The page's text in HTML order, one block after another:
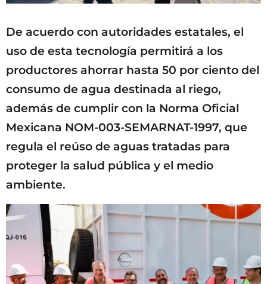
De acuerdo con autoridades estatales, el
uso de esta tecnología permitirá a los
productores ahorrar hasta 50 por ciento del
consumo de agua destinada al riego,
además de cumplir con la Norma Oficial
Mexicana NOM-003-SEMARNAT-1997, que
regula el reúso de aguas tratadas para
proteger la salud pública y el medio
ambiente.